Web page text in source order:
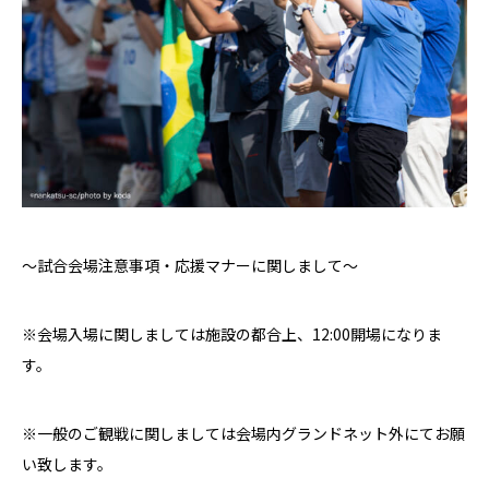
〜試合会場注意事項・応援マナーに関しまして〜
※会場入場に関しましては施設の都合上、 12:00開場になりま
す。
※一般のご観戦に関しましては会場内グランドネット外にてお願
い致します。